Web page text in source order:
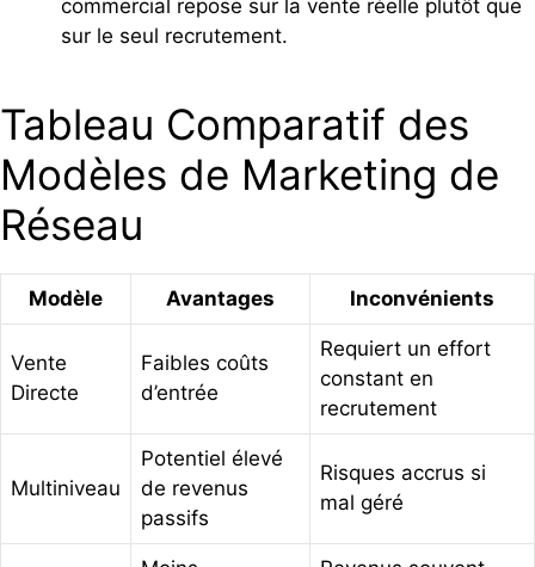
commercial repose sur la vente réelle plutôt que
sur le seul recrutement.
Tableau Comparatif des
Modèles de Marketing de
Réseau
Modèle Avantages Inconvénients
Vente
Directe
Faibles coûts
d’entrée
Requiert un effort
constant en
recrutement
Multiniveau
Potentiel élevé
de revenus
passifs
Risques accrus si
mal géré